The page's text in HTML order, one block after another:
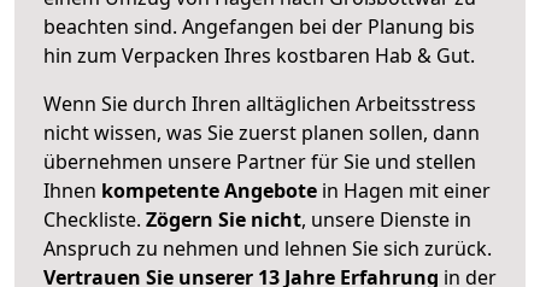
beachten sind. Angefangen bei der Planung bis
hin zum Verpacken Ihres kostbaren Hab & Gut.
Wenn Sie durch Ihren alltäglichen Arbeitsstress
nicht wissen, was Sie zuerst planen sollen, dann
übernehmen unsere Partner für Sie und stellen
Ihnen kompetente Angebote in Hagen mit einer
Checkliste. Zögern Sie nicht, unsere Dienste in
Anspruch zu nehmen und lehnen Sie sich zurück.
Vertrauen Sie unserer 13 Jahre Erfahrung in der